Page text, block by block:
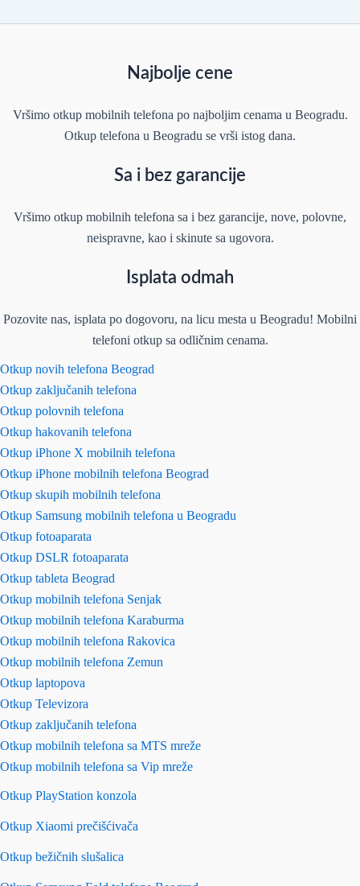
Najbolje cene
Vršimo otkup mobilnih telefona po najboljim cenama u Beogradu.
Otkup telefona u Beogradu se vrši istog dana.
Sa i bez garancije
Vršimo otkup mobilnih telefona sa i bez garancije, nove, polovne,
neispravne, kao i skinute sa ugovora.
Isplata odmah
Pozovite nas, isplata po dogovoru, na licu mesta u Beogradu! Mobilni
telefoni otkup sa odličnim cenama.
Otkup novih telefona Beograd
Otkup zaključanih telefona
Otkup polovnih telefona
Otkup hakovanih telefona
Otkup iPhone X mobilnih telefona
Otkup iPhone mobilnih telefona Beograd
Otkup skupih mobilnih telefona
Otkup Samsung mobilnih telefona u Beogradu
Otkup fotoaparata
Otkup DSLR fotoaparata
Otkup tableta Beograd
Otkup mobilnih telefona Senjak
Otkup mobilnih telefona Karaburma
Otkup mobilnih telefona Rakovica
Otkup mobilnih telefona Zemun
Otkup laptopova
Otkup Televizora
Otkup zaključanih telefona
Otkup mobilnih telefona sa MTS mreže
Otkup mobilnih telefona sa Vip mreže
Otkup PlayStation konzola
Otkup Xiaomi prečišćivača
Otkup bežičnih slušalica